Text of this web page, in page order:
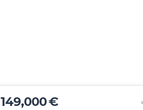
149,000 €